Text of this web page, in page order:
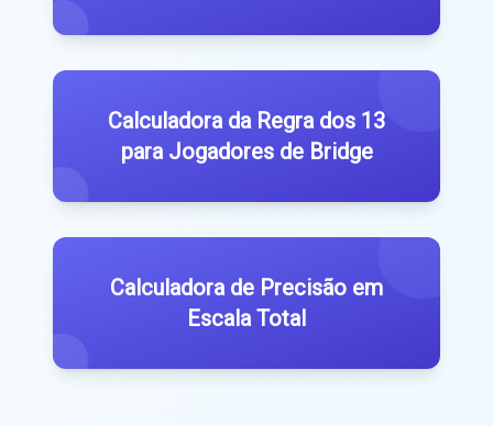
Calculadora da Regra dos 13
para Jogadores de Bridge
Calculadora de Precisão em
Escala Total